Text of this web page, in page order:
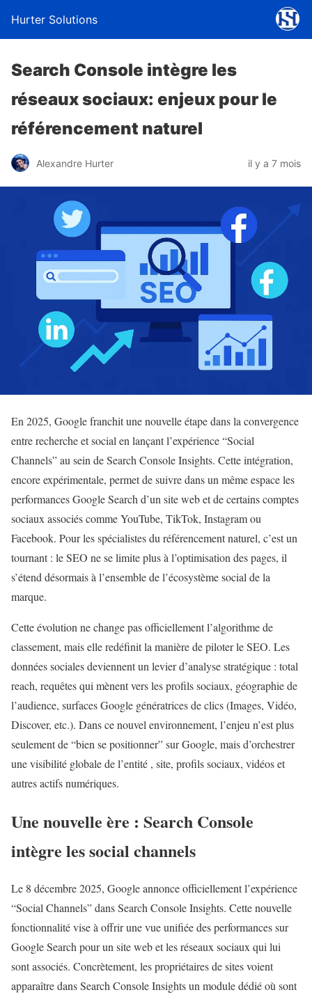
Hurter Solutions
Search Console intègre les
réseaux sociaux: enjeux pour le
référencement naturel
Alexandre Hurter il y a 7 mois
En 2025, Google franchit une nouvelle étape dans la convergence
entre recherche et social en lançant l’expérience “Social
Channels” au sein de Search Console Insights. Cette intégration,
encore expérimentale, permet de suivre dans un même espace les
performances Google Search d’un site web et de certains comptes
sociaux associés comme YouTube, TikTok, Instagram ou
Facebook. Pour les spécialistes du référencement naturel, c’est un
tournant : le SEO ne se limite plus à l’optimisation des pages, il
s’étend désormais à l’ensemble de l’écosystème social de la
marque.
Cette évolution ne change pas officiellement l’algorithme de
classement, mais elle redéfinit la manière de piloter le SEO. Les
données sociales deviennent un levier d’analyse stratégique : total
reach, requêtes qui mènent vers les profils sociaux, géographie de
l’audience, surfaces Google génératrices de clics (Images, Vidéo,
Discover, etc.). Dans ce nouvel environnement, l’enjeu n’est plus
seulement de “bien se positionner” sur Google, mais d’orchestrer
une visibilité globale de l’entité , site, profils sociaux, vidéos et
autres actifs numériques.
Une nouvelle ère : Search Console
intègre les social channels
Le 8 décembre 2025, Google annonce officiellement l’expérience
“Social Channels” dans Search Console Insights. Cette nouvelle
fonctionnalité vise à offrir une vue unifiée des performances sur
Google Search pour un site web et les réseaux sociaux qui lui
sont associés. Concrètement, les propriétaires de sites voient
apparaître dans Search Console Insights un module dédié où sont